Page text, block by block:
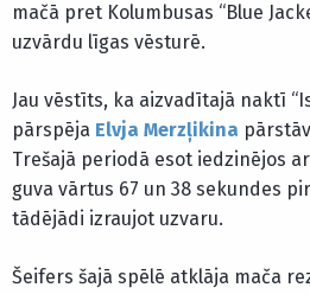
mačā pret Kolumbusas “Blue
uzvārdu līgas vēsturē.
Jau vēstīts, ka aizvadītajā naktī
pārspēja Elvja Merzļikina
Trešajā periodā esot iedzinējos
guva vārtus 67 un 38 sekundes
tādējādi izraujot uzvaru.
Šeifers šajā spēlē atklāja mača